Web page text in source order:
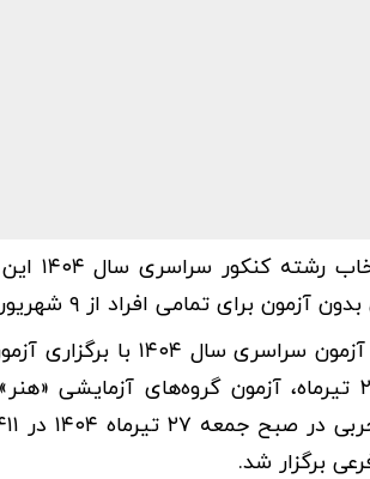
برای تمامی افراد از ۹ شهریور آغاز می شود.
ماراتن نوبت دوم